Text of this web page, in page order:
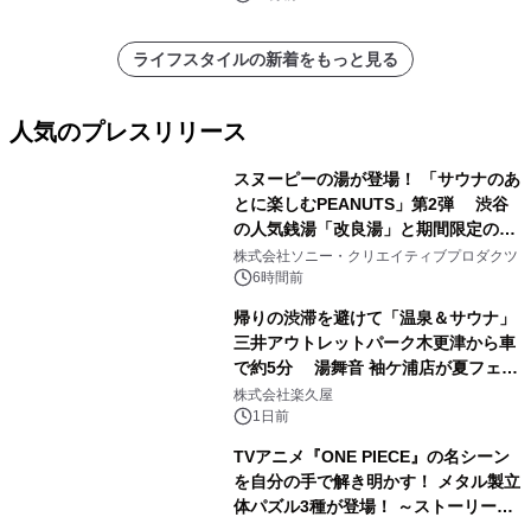
ライフスタイルの新着をもっと見る
人気のプレスリリース
スヌーピーの湯が登場！ 「サウナのあ
とに楽しむPEANUTS」第2弾 渋谷
の人気銭湯「改良湯」と期間限定のコ
ラボレーション サウナイキタイコラ
ボグッズも発売決定！
株式会社ソニー・クリエイティブプロダクツ
6時間前
帰りの渋滞を避けて「温泉＆サウナ」
三井アウトレットパーク木更津から車
で約5分 湯舞音 袖ケ浦店が夏フェア
メニューを提供
株式会社楽久屋
1日前
TVアニメ『ONE PIECE』の名シーン
を自分の手で解き明かす！ メタル製立
体パズル3種が登場！ ～ストーリーと